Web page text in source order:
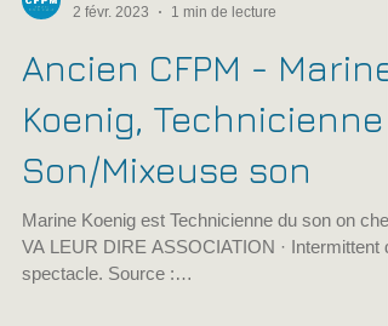
cfpmfrance
2 févr. 2023
1 min de lecture